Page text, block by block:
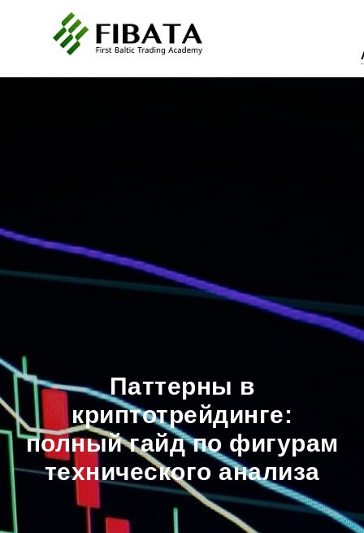
Паттерны в
криптотрейдинге:
полный гайд по фигурам
технического анализа